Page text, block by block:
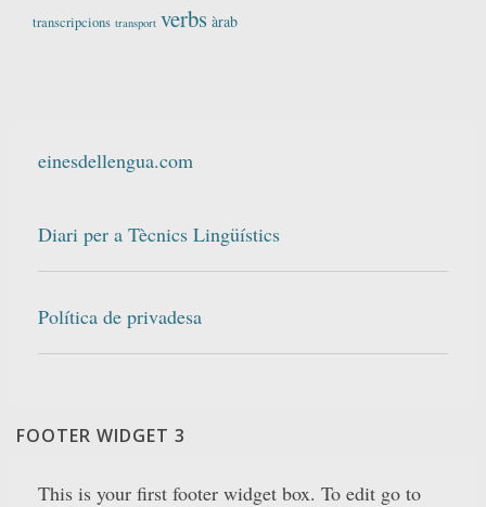
transcripcions transport verbs àrab
einesdellengua.com
Diari per a Tècnics Lingüístics
Política de privadesa
FOOTER WIDGET 3
This is your first footer widget box. To edit go to